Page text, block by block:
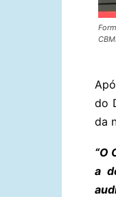
do
da
“O
a